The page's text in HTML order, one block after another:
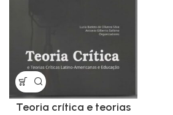
Teoria crítica e teorias